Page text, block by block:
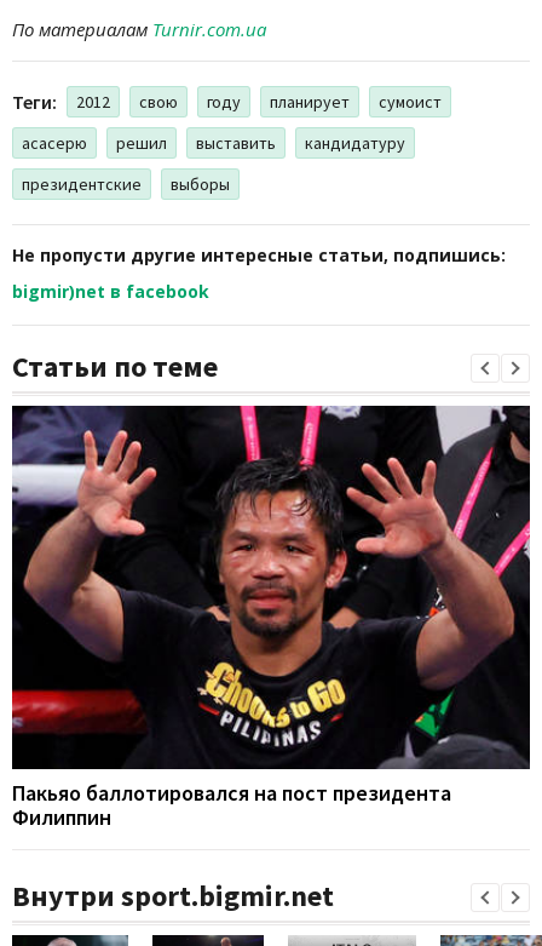
По материалам Turnir.com.ua
Теги: 2012 свою году планирует
сумоист
асасерю
решил выставить
кандидатуру
президентские
выборы
Не пропусти другие интересные статьи, подпишись:
bigmir)net в facebook
Статьи по теме
Пакьяо баллотировался на пост президента
Филиппин
Внутри sport.bigmir.net